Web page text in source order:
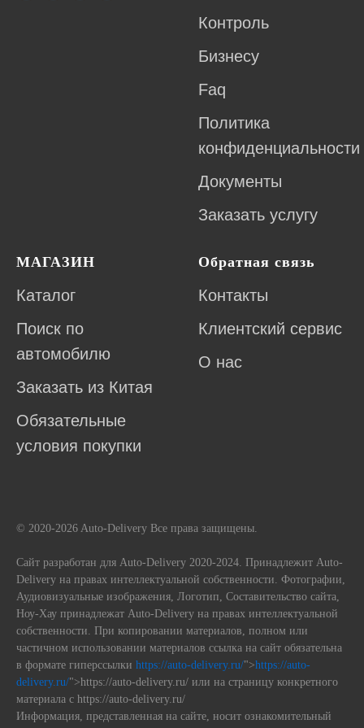
Контроль
Бизнесу
Faq
Политика
конфиденциальности
Документы
Заказать услугу
МАГАЗИН
Каталог
Поиск по
автомобилю
Заказать из Китая
Обязательные
условия покупки
Обратная связь
Контакты
Клиентский сервис
О нас
© 2020-2026 Auto-Delivery Все права защищены.
Сайт разработан для Auto-Delivery 2020-2024. Принадлежит Auto-
Delivery на правах интеллектуальной собственности. Фотографии,
Аудиовизуальные изображения, Логотип, Составительство сайта,
Ноу-Хау принадлежат Auto-Delivery на правах интеллектуальной
собственности. При копировании материалов, полном или
частичном использовании материалов ссылка на сайт обязательна
в формате гиперссылки https://auto-delivery.ru/">https://auto-
delivery.ru/">https://auto-delivery.ru/ или на страницу конкретного
материала с https://auto-delivery.ru/
Информация, представленная на сайте, носит ознакомительный